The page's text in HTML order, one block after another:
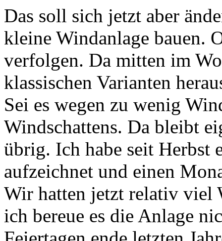
Das soll sich jetzt aber
kleine Windanlage bauen.
verfolgen. Da mitten im
klassischen Varianten
Sei es wegen zu wenig
Windschattens. Da bleibt
übrig. Ich habe seit Herbst
aufzeichnet und einen
Wir hatten jetzt relativ viel
ich bereue es die Anlage